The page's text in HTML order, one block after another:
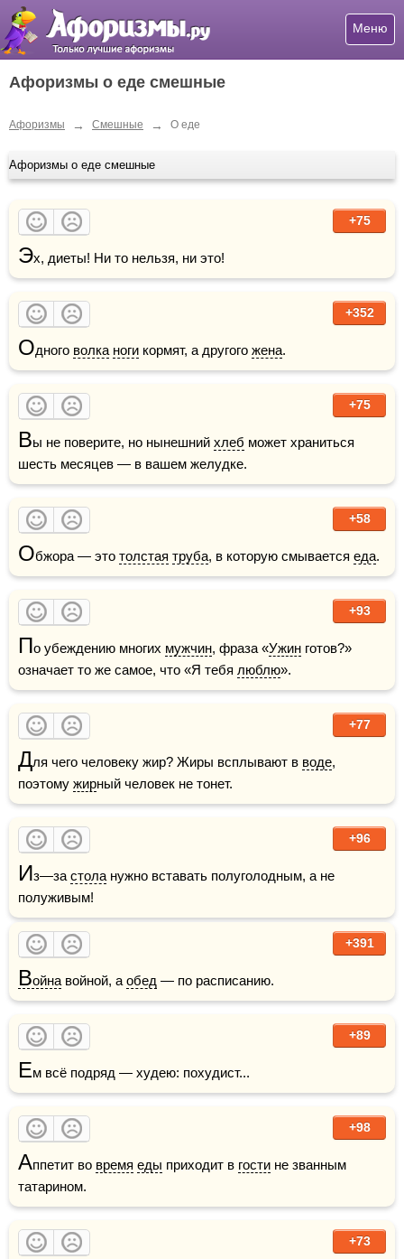
Меню
Афоризмы о еде смешные
Афоризмы → Смешные → О еде
Афоризмы о еде смешные
+75
Эх, диеты! Ни то нельзя, ни это!
+352
Одного волка ноги кормят, а другого жена.
+75
Вы не поверите, но нынешний хлеб может храниться
шесть месяцев — в вашем желудке.
+58
Обжора — это толстая труба, в которую смывается еда.
+93
По убеждению многих мужчин, фраза «Ужин готов?»
означает то же самое, что «Я тебя люблю».
+77
Для чего человеку жир? Жиры всплывают в воде,
поэтому жирный человек не тонет.
+96
Из—за стола нужно вставать полуголодным, а не
полуживым!
+391
Война войной, а обед — по расписанию.
+89
Ем всё подряд — худею: похудист...
+98
Аппетит во время еды приходит в гости не званным
татарином.
+73